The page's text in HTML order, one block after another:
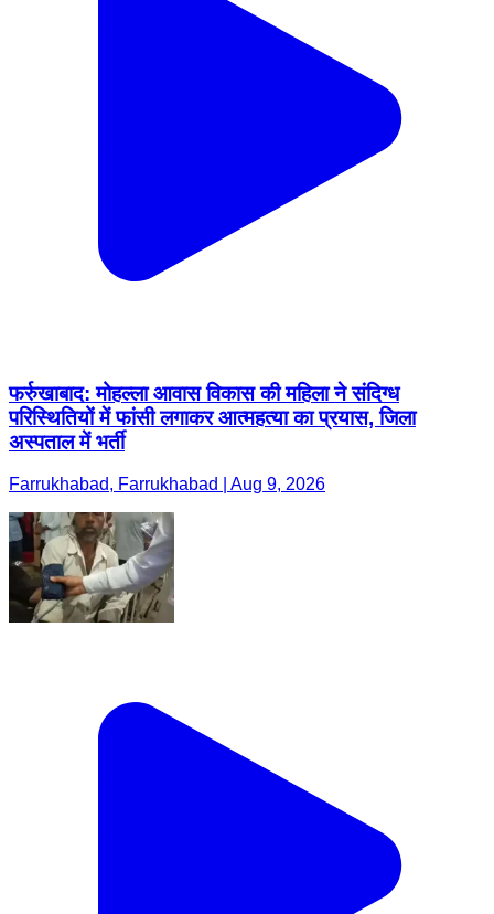
फर्रुखाबाद: मोहल्ला आवास विकास की महिला ने संदिग्ध
परिस्थितियों में फांसी लगाकर आत्महत्या का प्रयास, जिला
अस्पताल में भर्ती
Farrukhabad, Farrukhabad | Aug 9, 2026